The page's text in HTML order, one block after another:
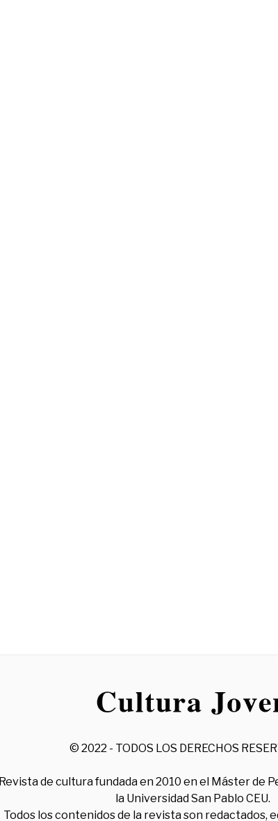
© 2022 - TODOS LOS DERECHOS
Revista de cultura fundada en 2010 en el Máster de
la Universidad San Pablo CEU.
Todos los contenidos de la revista son redactados,